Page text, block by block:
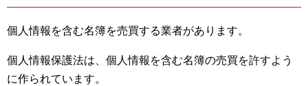
個人情報を含む名簿を売買する業者があります。
個人情報保護法は、個人情報を含む名簿の売買を許すよう
に作られています。